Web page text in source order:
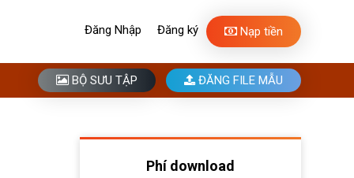
Đăng Nhập Đăng ký Nạp tiền
BỘ SƯU TẬP ĐĂNG FILE MẪU
Phí download